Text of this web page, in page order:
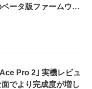
ータ版ファームウェ
Pro 2｣ 実機レビュ
でより完成度が増し